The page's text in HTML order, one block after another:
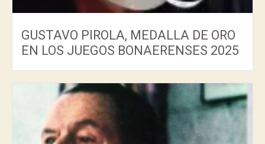
GUSTAVO PIROLA, MEDALLA DE ORO
EN LOS JUEGOS BONAERENSES 2025